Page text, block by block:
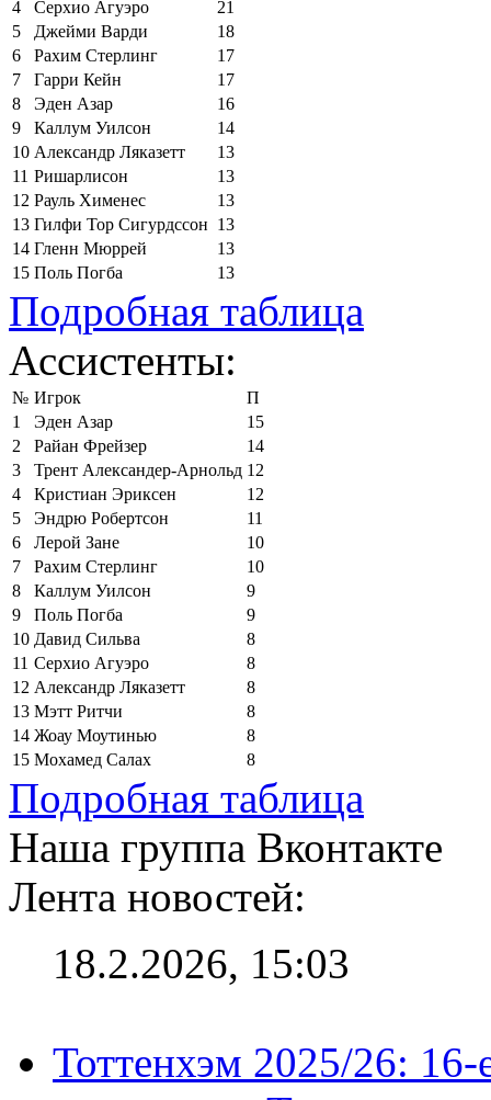
4
Серхио Агуэро
21
5
Джейми Варди
18
6
Рахим Стерлинг
17
7
Гарри Кейн
17
8
Эден Азар
16
9
Каллум Уилсон
14
10 Александр Ляказетт
13
11 Ришарлисон
13
12 Рауль Хименес
13
13 Гилфи Тор Сигурдссон 13
14 Гленн Мюррей
13
15 Поль Погба 13
Подробная таблица
Ассистенты:
№ Игрок
П
1
Эден Азар
15
2
Райан Фрейзер
14
3
Трент Александер-Арнольд 12
4
Кристиан Эриксен
12
5
Эндрю Робертсон
11
6
Лерой Зане
10
7
Рахим Стерлинг
10
8
Каллум Уилсон
9
9
Поль Погба
9
10 Давид Сильва
8
11 Серхио Агуэро
8
12 Александр Ляказетт
8
13 Мэтт Ритчи
8
14 Жоау Моутинью
8
15 Мохамед Салах 8
Подробная таблица
Наша группа Вконтакте
Лента новостей:
18.2.2026, 15:03
Тоттенхэм 2025/26: